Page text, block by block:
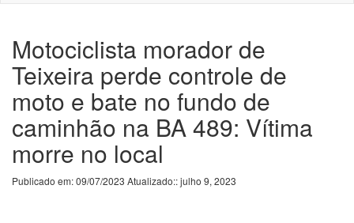
Motociclista morador de
Teixeira perde controle de
moto e bate no fundo de
caminhão na BA 489: Vítima
morre no local
Publicado em: 09/07/2023 Atualizado:: julho 9, 2023